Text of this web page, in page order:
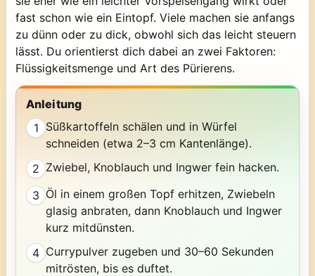
fast schon wie ein Eintopf. Viele machen sie anfangs
zu dünn oder zu dick, obwohl sich das leicht steuern
lässt. Du orientierst dich dabei an zwei Faktoren:
Flüssigkeitsmenge und Art des Pürierens.
Anleitung
1 Süßkartoffeln schälen und in Würfel
schneiden (etwa 2–3 cm Kantenlänge).
2 Zwiebel, Knoblauch und Ingwer fein hacken.
3 Öl in einem großen Topf erhitzen, Zwiebeln
glasig anbraten, dann Knoblauch und Ingwer
kurz mitdünsten.
4 Currypulver zugeben und 30–60 Sekunden
mitrösten, bis es duftet.